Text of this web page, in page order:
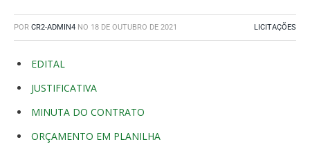
POR CR2-ADMIN4 NO 18 DE OUTUBRO DE 2021 LICITAÇÕES
EDITAL
JUSTIFICATIVA
MINUTA DO CONTRATO
ORÇAMENTO EM PLANILHA